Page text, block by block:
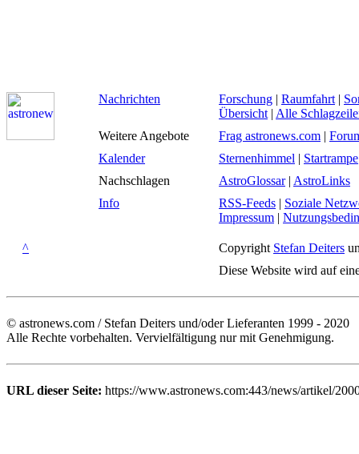
Nachrichten Forschung | Raumfahrt |
Übersicht | Alle
Weitere Angebote
Frag astronews.com |
Kalender
Sternenhimmel | Startrampe
Nachschlagen
AstroGlossar| AstroLinks
Info
RSS-Feeds | Soziale
Impressum |
^ Copyright Stefan Deiters
Diese Website wird auf
© astronews.com / Stefan Deiters und/oder Lieferanten 1999 - 2020
Alle Rechte vorbehalten. Vervielfältigung nur mit Genehmigung.
URL dieser Seite: https://www.astronews.com:443/news/artikel/